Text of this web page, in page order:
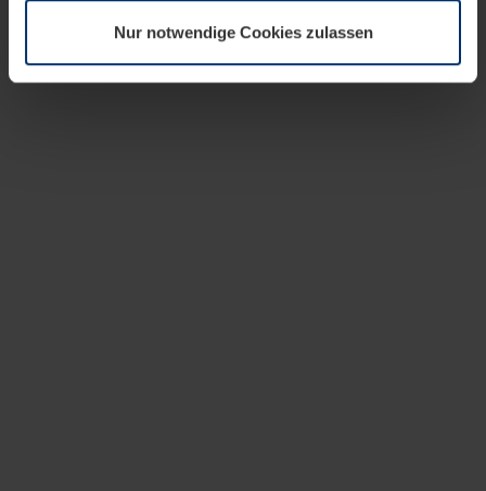
Datenschutzerklärungunserer Website ändern oder
widerrufen.
Nur notwendige Cookies zulassen